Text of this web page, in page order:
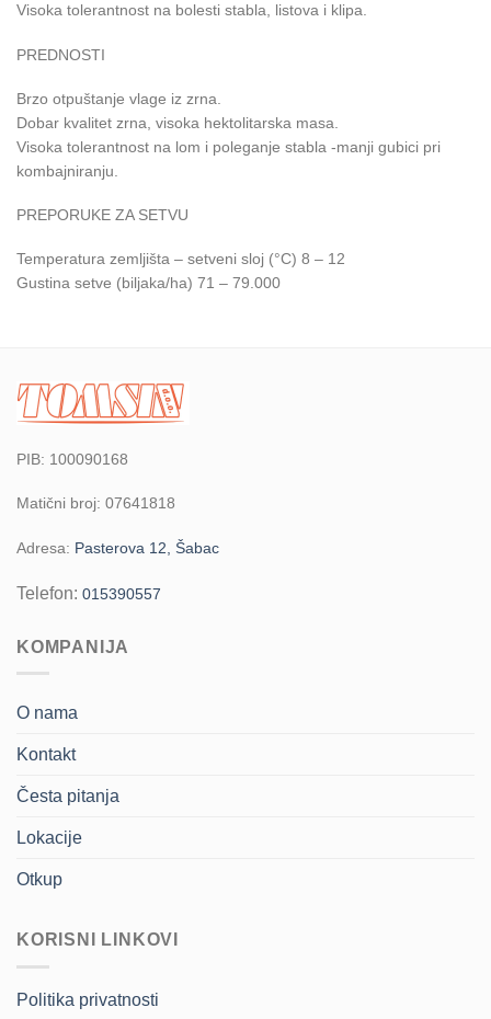
Visoka tolerantnost na bolesti stabla, listova i klipa.
PREDNOSTI
Brzo otpuštanje vlage iz zrna.
Dobar kvalitet zrna, visoka hektolitarska masa.
Visoka tolerantnost na lom i poleganje stabla -manji gubici pri
kombajniranju.
PREPORUKE ZA SETVU
Temperatura zemljišta – setveni sloj (°C) 8 – 12
Gustina setve (biljaka/ha) 71 – 79.000
PIB: 100090168
Matični broj: 07641818
Adresa: Pasterova 12, Šabac
Telefon: 015390557
KOMPANIJA
O nama
Kontakt
Česta pitanja
Lokacije
Otkup
KORISNI LINKOVI
Politika privatnosti